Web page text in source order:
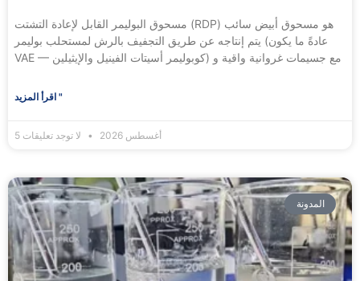
مسحوق البوليمر القابل لإعادة التشتت (RDP) هو مسحوق أبيض سائب
يتم إنتاجه عن طريق التجفيف بالرش لمستحلب بوليمر (عادةً ما يكون
VAE — كوبوليمر أسيتات الفينيل والإيثيلين) مع جسيمات غروانية واقية و
اقرأ المزيد "
5 أغسطس 2026 لا توجد تعليقات
المدونة